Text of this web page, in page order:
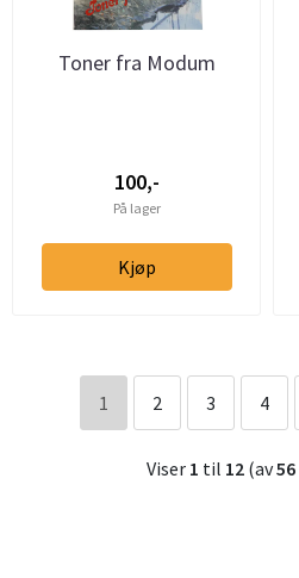
Toner fra Modum
100,-
På lager
Kjøp
1 2 3 4
Viser 1 til 12 (av56